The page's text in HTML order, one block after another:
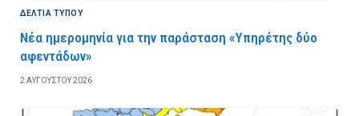
ΔΕΛΤΙΑ ΤΥΠΟΥ
Νέα ημερομηνία για την παράσταση «Υπηρέτης δύο
αφεντάδων»
2 ΑΥΓΟΎΣΤΟΥ 2026